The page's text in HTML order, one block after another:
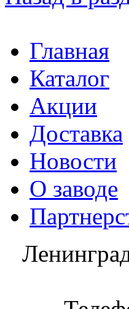
Главная
Каталог
Акции
Доставка
Новости
О заводе